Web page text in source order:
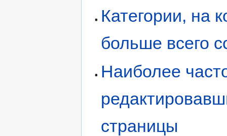
Категории, на
больше всего
Наиболее
страницы